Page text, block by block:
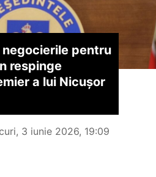
negocierile pentru
respinge
a lui Nicușor
3 iunie 2026, 19:09